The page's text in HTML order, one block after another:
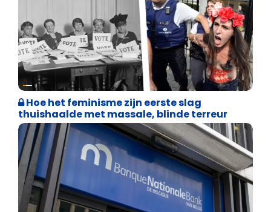
Cultuuroorlog
Hoe het feminisme zijn eerste slag
thuishaalde met massale, blinde terreur